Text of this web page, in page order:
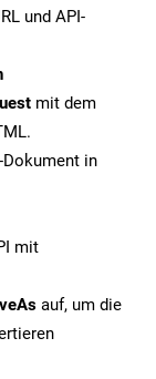
und API-
mit dem
Dokument in
mit
auf, um die